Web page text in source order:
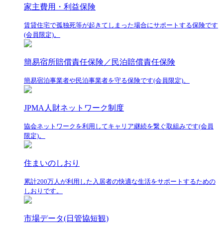
家主費用・利益保険
賃貸住宅で孤独死等が起きてしまった場合にサポートする保険です
(会員限定)。
簡易宿所賠償責任保険／民泊賠償責任保険
簡易宿泊事業者や民泊事業者を守る保険です(会員限定)。
JPMA人財ネットワーク制度
協会ネットワークを利用してキャリア継続を繋ぐ取組みです(会員
限定)。
住まいのしおり
累計200万人が利用した入居者の快適な生活をサポートするための
しおりです。
市場データ(日管協短観)